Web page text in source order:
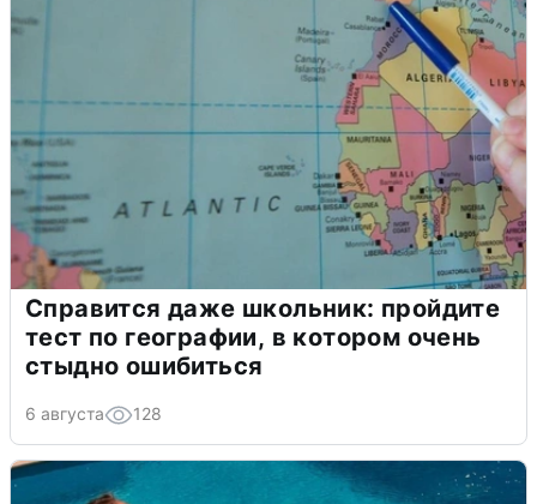
Справится даже школьник: пройдите
тест по географии, в котором очень
стыдно ошибиться
6 августа 128